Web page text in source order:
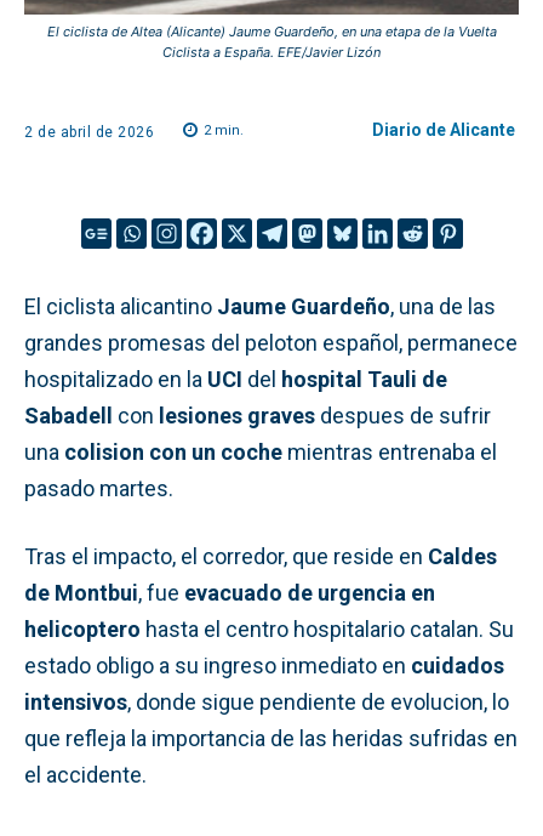
El ciclista de Altea (Alicante) Jaume Guardeño, en una etapa de la Vuelta
Ciclista a España. EFE/Javier Lizón
2 de abril de 2026 2min. Diario de Alicante
El ciclista alicantino Jaume Guardeño, una de las
grandes promesas del peloton español, permanece
hospitalizado en la UCI del hospital Tauli de
Sabadell con lesiones graves despues de sufrir
una colision con un coche mientras entrenaba el
pasado martes.
Tras el impacto, el corredor, que reside en Caldes
de Montbui, fue evacuado de urgencia en
helicoptero hasta el centro hospitalario catalan. Su
estado obligo a su ingreso inmediato en cuidados
intensivos, donde sigue pendiente de evolucion, lo
que refleja la importancia de las heridas sufridas en
el accidente.